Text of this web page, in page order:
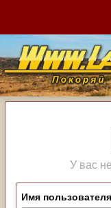
У вас
Имя пользователя